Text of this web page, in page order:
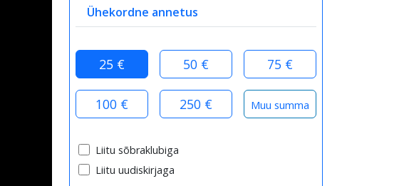
Ühekordne annetus
25 € 50 € 75 €
100 € 250 €
Liitu sõbraklubiga
Liitu uudiskirjaga